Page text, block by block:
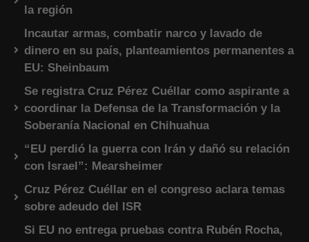
la región
Incautar armas, combatir narco y lavado de
dinero en su país, planteamientos permanentes a
EU: Sheinbaum
Se registra Cruz Pérez Cuéllar como aspirante a
coordinar la Defensa de la Transformación y la
Soberanía Nacional en Chihuahua
“EU perdió la guerra con Irán y dañó su relación
con Israel”: Mearsheimer
Cruz Pérez Cuéllar en el congreso aclara temas
sobre adeudo del ISR
Si EU no entrega pruebas contra Rubén Rocha,